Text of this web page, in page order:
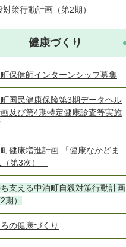
策行動計画（第2期）
健康づくり
保健師インターンシップ募集
国民健康保険第3期データヘル
及び第4期特定健康診査等実施
健康増進計画 「健康なかどま
第3次）」
支える中泊町自殺対策行動計画
期）
の健康づくり